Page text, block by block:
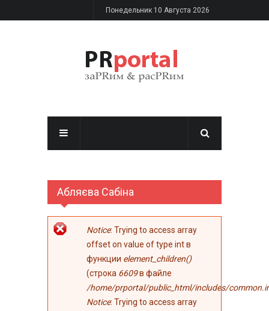
Перейти к основному содержаниюПонедельник 10 Августа 2026
Абляєва Сабіна
Сообщение об
ошибке
Notice: Trying to access array
offset on value of type int в
функции element_children()
(строка 6609в файле
/home/prportal/public_html/includes/
Notice: Trying to access array